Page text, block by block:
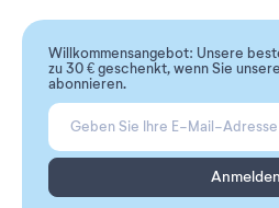
Willkommensangebot: Unsere
zu 30 € geschenkt, wenn Sie
abonnieren.
Anmelden